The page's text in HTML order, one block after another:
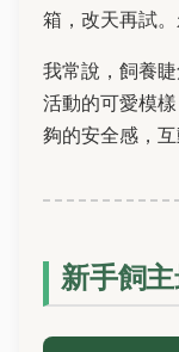
箱，改天再試。
我常說，飼養
活動的可愛模
夠的安全感，互
新手飼